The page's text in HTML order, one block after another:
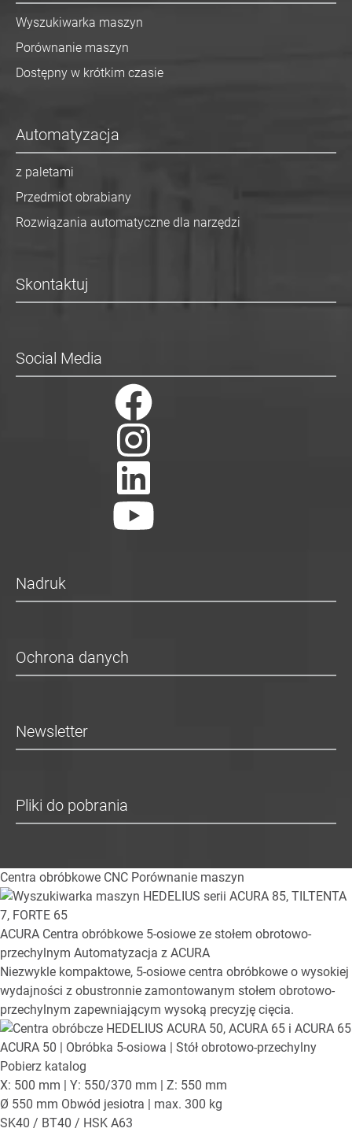
Wyszukiwarka maszyn
Porównanie maszyn
Dostępny w krótkim czasie
Automatyzacja
z paletami
Przedmiot obrabiany
Rozwiązania automatyczne dla narzędzi
Skontaktuj
Social Media
Nadruk
Ochrona danych
Newsletter
Pliki do pobrania
Centra obróbkowe CNC Porównanie maszyn
ACURA Centra obróbkowe 5-osiowe ze stołem obrotowo-
przechylnym Automatyzacja z ACURA
Niezwykle kompaktowe, 5-osiowe centra obróbkowe o wysokiej
wydajności z obustronnie zamontowanym stołem obrotowo-
przechylnym zapewniającym wysoką precyzję cięcia.
ACURA 50 | Obróbka 5-osiowa | Stół obrotowo-przechylny
Pobierz katalog
X: 500 mm | Y: 550/370 mm | Z: 550 mm
Ø 550 mm Obwód jesiotra | max. 300 kg
SK40 / BT40 / HSK A63